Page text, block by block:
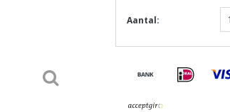
Aantal: